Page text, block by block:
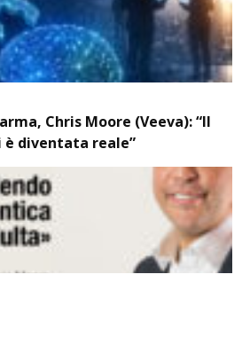
Chris Moore (Veeva): “Il
è diventata reale”